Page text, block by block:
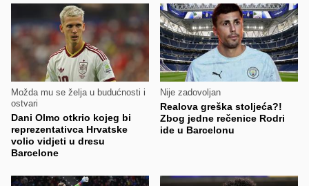
Možda mu se želja u budućnosti i
ostvari
Dani Olmo otkrio kojeg bi
reprezentativca Hrvatske
volio vidjeti u dresu
Barcelone
Nije zadovoljan
Realova greška stoljeća?!
Zbog jedne rečenice Rodri
ide u Barcelonu